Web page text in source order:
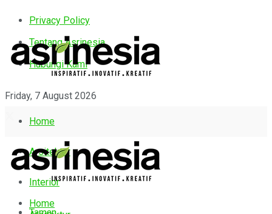
Privacy Policy
Tentang Asrinesia
Hubungi Kami
Friday, 7 August 2026
Home
Arsitektur
Interior
Home